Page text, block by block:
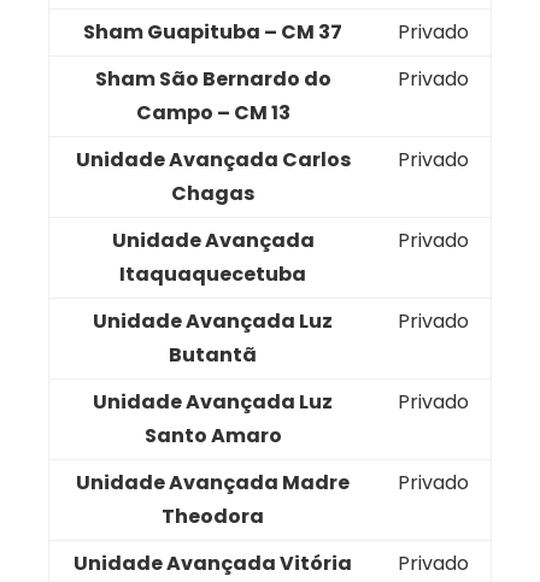
Sham Guapituba – CM 37
Privado
Sham São Bernardo do
Campo – CM 13
Privado
Unidade Avançada Carlos
Chagas
Privado
Unidade Avançada
Itaquaquecetuba
Privado
Unidade Avançada Luz
Butantã
Privado
Unidade Avançada Luz
Santo Amaro
Privado
Unidade Avançada Madre
Theodora
Privado
Unidade Avançada Vitória Privado